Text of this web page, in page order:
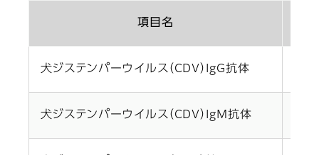
項目名
犬ジステンパーウイルス（CDV）IgG抗体
犬ジステンパーウイルス（CDV）IgM抗体